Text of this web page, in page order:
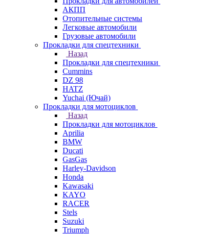
АКПП
Отопительные системы
Легковые автомобили
Грузовые автомобили
Прокладки для спецтехники
Назад
Прокладки для спецтехники
Cummins
DZ 98
HATZ
Yuchai (Ючай)
Прокладки для мотоциклов
Назад
Прокладки для мотоциклов
Aprilia
BMW
Ducati
GasGas
Harley-Davidson
Honda
Kawasaki
KAYO
RACER
Stels
Suzuki
Triumph